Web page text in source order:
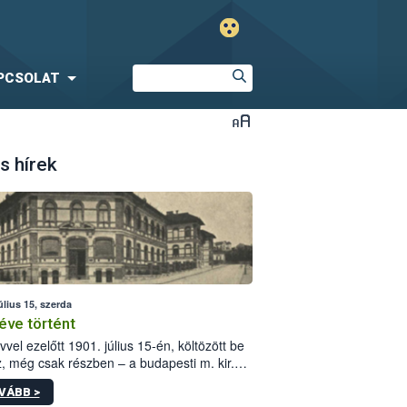
hírek
15, szerda
történt
ezelőtt 1901. július 15-én, költözött be
még csak részben – a budapesti m. kir.
állomás a Kis Rókus utca
alatti, Czigler Győző által tervezett új
>